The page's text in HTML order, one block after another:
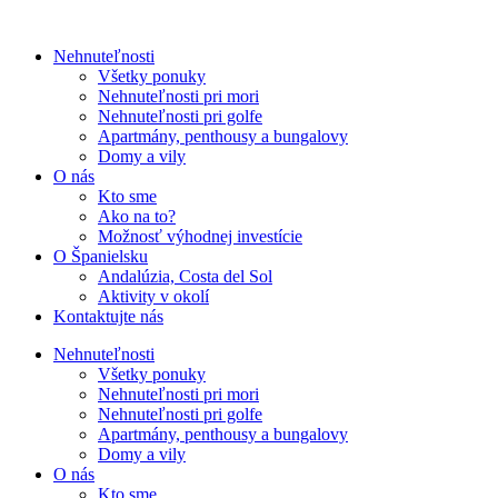
Nehnuteľnosti
Všetky ponuky
Nehnuteľnosti pri mori
Nehnuteľnosti pri golfe
Apartmány, penthousy a bungalovy
Domy a vily
O nás
Kto sme
Ako na to?
Možnosť výhodnej investície
O Španielsku
Andalúzia, Costa del Sol
Aktivity v okolí
Kontaktujte nás
Nehnuteľnosti
Všetky ponuky
Nehnuteľnosti pri mori
Nehnuteľnosti pri golfe
Apartmány, penthousy a bungalovy
Domy a vily
O nás
Kto sme